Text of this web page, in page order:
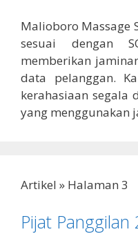
Malioboro Massage
sesuai dengan
memberikan
data pelanggan.
kerahasiaan segala
yang menggunakan
Artikel » Halaman 3
Pijat Panggilan